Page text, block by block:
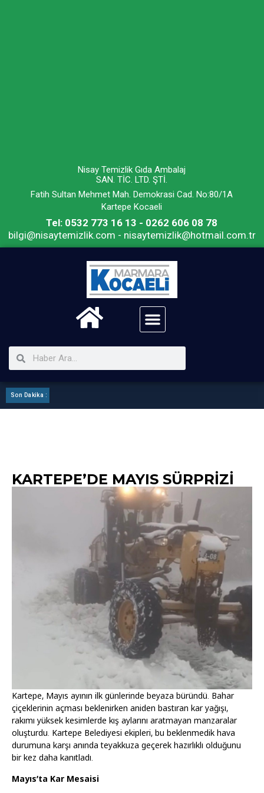
Nisay Temizlik Gıda Ambalaj
SAN. TİC. LTD. ŞTİ.
Fatih Sultan Mehmet Mah. Demokrasi Cad. No:80/1A
Kartepe Kocaeli
Tel: 0532 773 16 13 - 0262 606 08 78
bilgi@nisaytemizlik.com - nisaytemizlik@hotmail.com.tr
Son Dakika :
KARTEPE’DE MAYIS SÜRPRIZI
Kartepe, Mayıs ayının ilk günlerinde beyaza büründü. Bahar
çiçeklerinin açması beklenirken aniden bastıran kar yağışı,
rakımı yüksek kesimlerde kış aylarını aratmayan manzaralar
oluşturdu. Kartepe Belediyesi ekipleri, bu beklenmedik hava
durumuna karşı anında teyakkuza geçerek hazırlıklı olduğunu
bir kez daha kanıtladı.
Mayıs’ta Kar Mesaisi